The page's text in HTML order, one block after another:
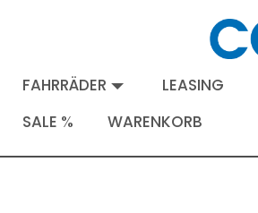
FAHRRÄDER LEASING
SALE %
WARENKORB